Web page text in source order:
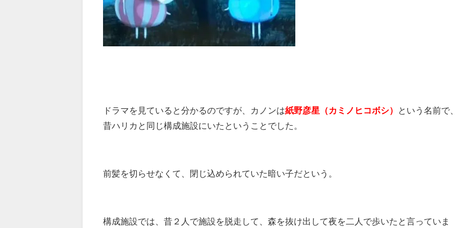
ドラマを見ていると分かるのですが、カノンは紙野彦星（カミノヒコボシ）
という名前で
昔ハリカと同じ構成施設にいたということでした。
前髪を切らせなくて、閉じ込められていた暗い子だという。
構成施設では、昔２人で施設を脱走して、森を抜け出して夜を二人で歩いたと言っていま